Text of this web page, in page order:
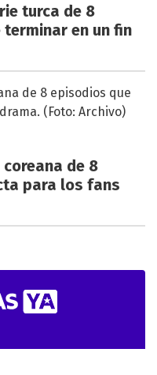
turca de 8
en un fin
de 8
para los fans